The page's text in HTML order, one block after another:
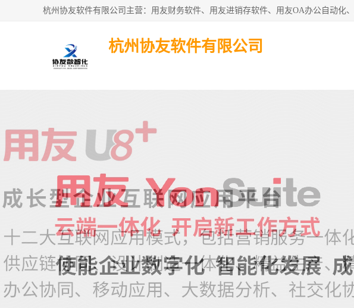
杭州协友软件有限公司